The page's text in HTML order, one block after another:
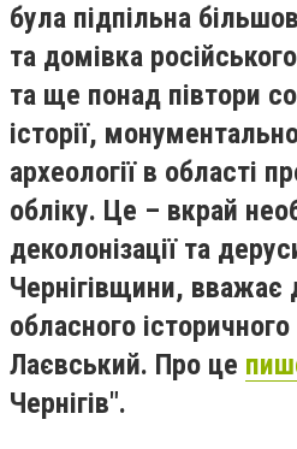
була підпільна
та домівка
та ще понад півтори
історії,
археології в області
обліку. Це – вкрай
деколонізації та
Чернігівщини, вважає
обласного
Лаєвський. Про це
Чернігів".